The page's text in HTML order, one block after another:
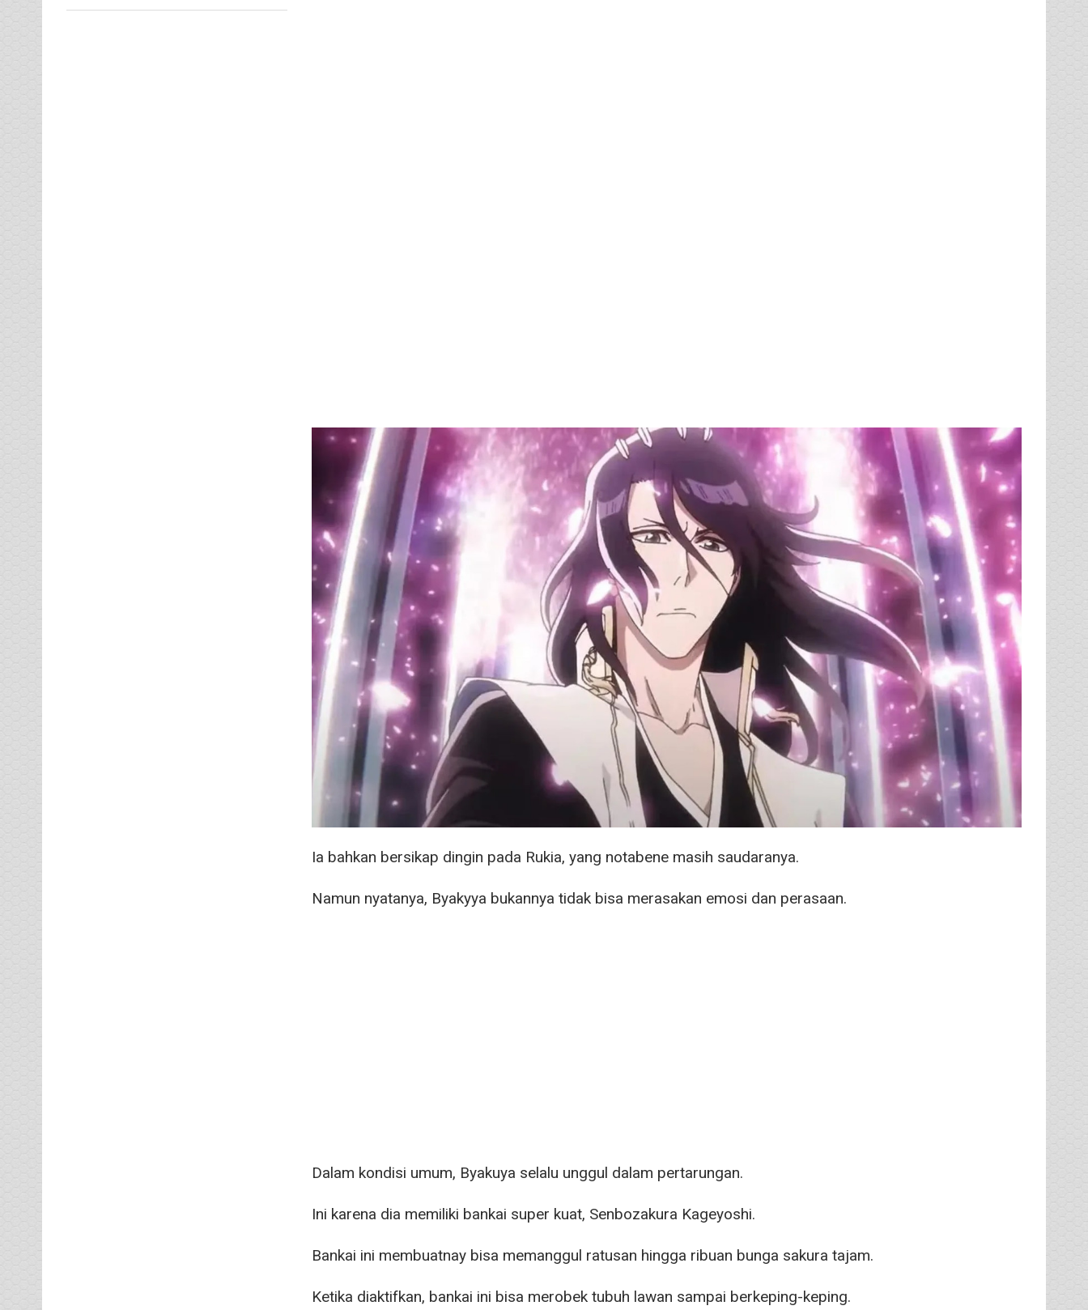
Ia bahkan bersikap dingin pada Rukia, yang notabene masih saudaranya.
Namun nyatanya, Byakyya bukannya tidak bisa merasakan emosi dan perasaan.
Dalam kondisi umum, Byakuya selalu unggul dalam pertarungan.
Ini karena dia memiliki bankai super kuat, Senbozakura Kageyoshi.
Bankai ini membuatnay bisa memanggul ratusan hingga ribuan bunga sakura tajam.
Ketika diaktifkan, bankai ini bisa merobek tubuh lawan sampai berkeping-keping.